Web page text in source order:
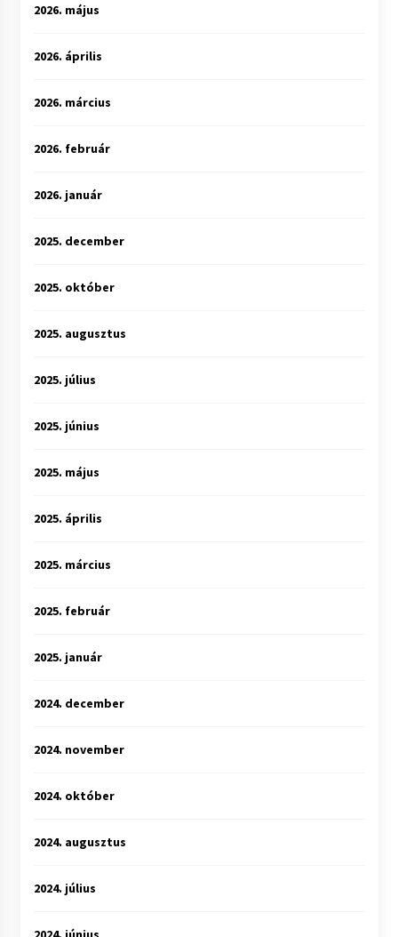
2026. május
2026. április
2026. március
2026. február
2026. január
2025. december
2025. október
2025. augusztus
2025. július
2025. június
2025. május
2025. április
2025. március
2025. február
2025. január
2024. december
2024. november
2024. október
2024. augusztus
2024. július